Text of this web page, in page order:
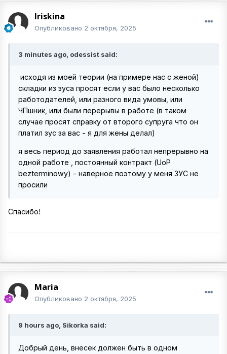
Iriskina
Опубликовано 2 октября, 2025
3 minutes ago, odessist said:
исходя из моей теории (на примере нас с женой)
складки из зуса просят если у вас было несколько
работодателей, или разного вида умовы, или
ЧПшник, или были перерывы в работе (в таком
случае просят справку от второго супруга что он
платил зус за вас - я для жены делал)
я весь период до заявления работал непрерывно на
одной работе , постоянный контракт (UoP
bezterminowy) - наверное поэтому у меня ЗУС не
просили
Спасибо!
Maria
Опубликовано 2 октября, 2025
9 hours ago, Sikorka said:
Добрый день, внесек должен быть в одном